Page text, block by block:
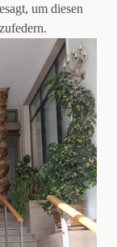
um diesen